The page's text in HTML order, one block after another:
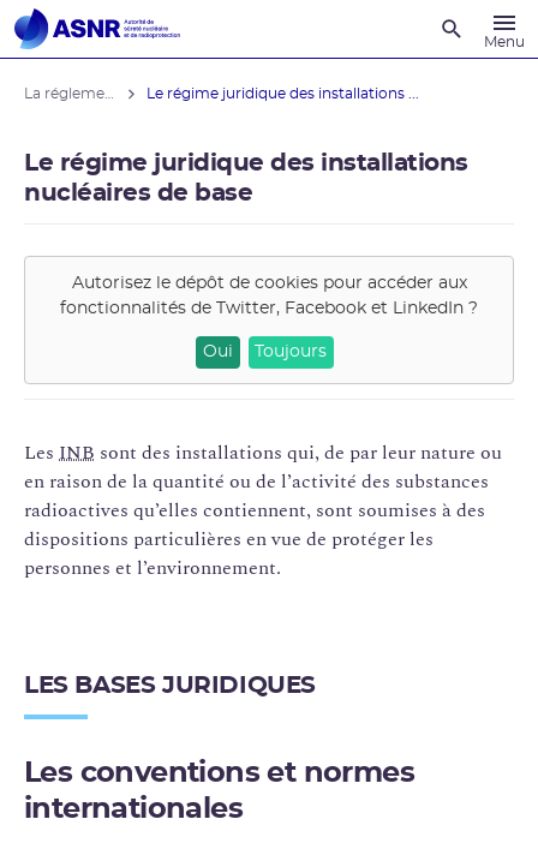
Menu
Le régime juridique des installations ...
Le régime juridique des installations
nucléaires de base
Autorisez le dépôt de cookies pour accéder aux
fonctionnalités de Twitter, Facebook et LinkedIn ?
Oui Toujours
Les INB sont des installations qui, de par leur nature ou
en raison de la quantité ou de l’activité des substances
radioactives qu’elles contiennent, sont soumises à des
dispositions particulières en vue de protéger les
personnes et l’environnement.
LES BASES JURIDIQUES
Les conventions et normes
internationales